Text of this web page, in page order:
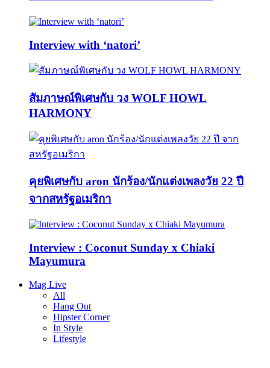
Interview with ‘natori’
สัมภาษณ์พิเศษกับ วง WOLF HOWL
HARMONY
คุยพิเศษกับ aron นักร้อง/นักแต่งเพลงวัย 22 ปี
จากสหรัฐอเมริกา
Interview : Coconut Sunday x Chiaki
Mayumura
Mag Live
All
Hang Out
Hipster Corner
In Style
Lifestyle